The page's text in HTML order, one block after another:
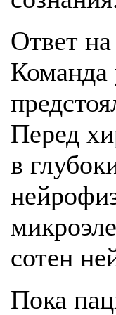
Ответ
Команда
Перед
в
сотен
Пока